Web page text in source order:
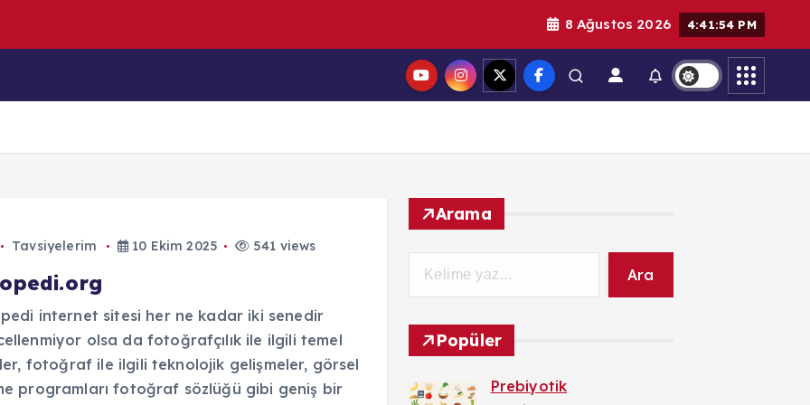
8 Ağustos 2026 4:41:56 PM
Tavsiyelerim 10 Ekim 2025 541 views
internet sitesi her ne kadar iki senedir
olsa da fotoğrafçılık ile ilgili temel
fotoğraf ile ilgili teknolojik gelişmeler, görsel
programları fotoğraf sözlüğü gibi geniş bir
Arama
Ara
Popüler
Prebiyotik